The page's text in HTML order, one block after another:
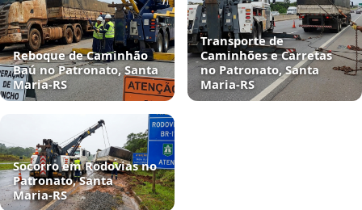
Reboque de Caminhão
Baú no Patronato, Santa
Maria‑RS
Transporte de
Caminhões e Carretas
no Patronato, Santa
Maria‑RS
Socorro em Rodovias no
Patronato, Santa
Maria‑RS